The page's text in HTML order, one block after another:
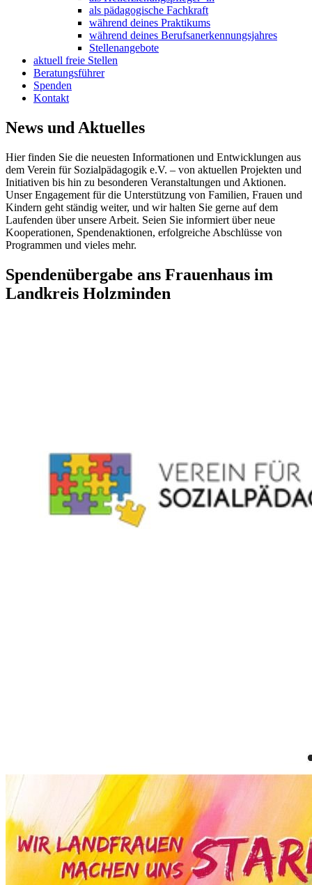
als pädagogische Fachkraft
während deines Praktikums
während deines Berufsanerkennungsjahres
Stellenangebote
aktuell freie Stellen
Beratungsführer
Spenden
Kontakt
News und Aktuelles
Hier finden Sie die neuesten Informationen und Entwicklungen aus
dem Verein für Sozialpädagogik e.V. – von aktuellen Projekten und
Initiativen bis hin zu besonderen Veranstaltungen und Aktionen.
Unser Engagement für die Unterstützung von Familien, Frauen und
Kindern geht ständig weiter, und wir halten Sie gerne auf dem
Laufenden über unsere Arbeit. Seien Sie informiert über neue
Kooperationen, Spendenaktionen, erfolgreiche Abschlüsse von
Programmen und vieles mehr.
Spendenübergabe ans Frauenhaus im
Landkreis Holzminden